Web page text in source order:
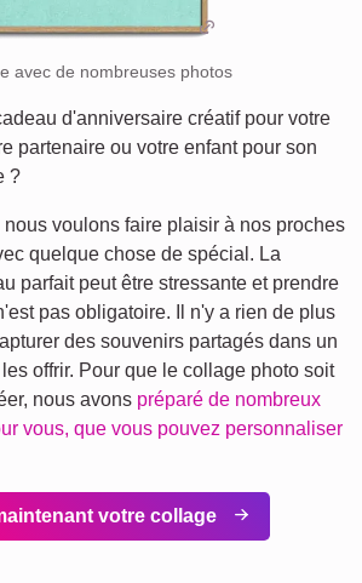
avec de nombreuses photos
d'anniversaire créatif pour votre
partenaire ou votre enfant pour son
?
voulons faire plaisir à nos proches
quelque chose de spécial. La
parfait peut être stressante et prendre
pas obligatoire. Il n'y a rien de plus
des souvenirs partagés dans un
offrir. Pour que le collage photo soit
nous avons préparé de nombreux
vous, que vous pouvez personnaliser
votre collage